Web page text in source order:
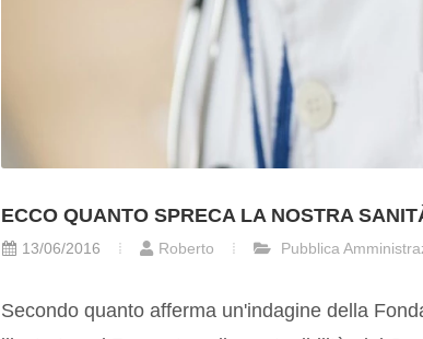
ECCO QUANTO SPRECA LA NOSTRA
13/06/2016 Roberto Pubblica
Secondo quanto afferma un'indagine della